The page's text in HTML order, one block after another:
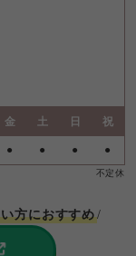
金 土 日 祝
● ● ● ●
不定休
方におすすめ/